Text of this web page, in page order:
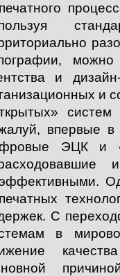
и
и
впервые в
ЭЦК и
С
в